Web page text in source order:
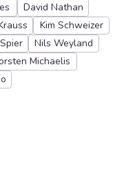
David Nathan
Kim Schweizer
Nils Weyland
Michaelis